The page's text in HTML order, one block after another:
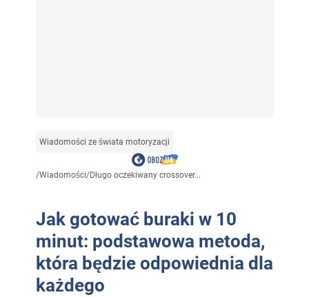
Wiadomości ze świata motoryzacji
/Wiadomości/Długo oczekiwany crossover...
Jak gotować buraki w 10
minut: podstawowa metoda,
która będzie odpowiednia dla
każdego